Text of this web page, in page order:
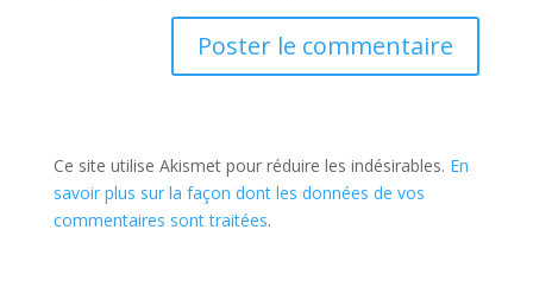
Ce site utilise Akismet pour réduire les indésirables. En
savoir plus sur la façon dont les données de vos
commentaires sont traitées.